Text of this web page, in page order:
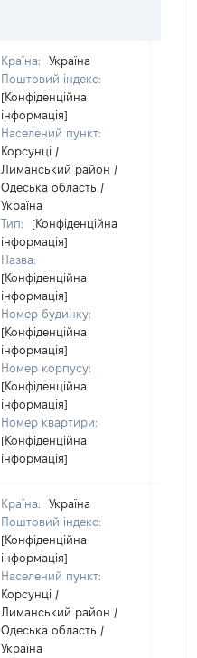
Країна:
Україна
Поштовий індекс:
[Конфіденційна
інформація]
Населений пункт:
Корсунці /
Лиманський район /
Одеська область /
Україна
Тип:
[Конфіденційна
інформація]
Назва:
[Конфіденційна
інформація]
Номер будинку:
[Конфіденційна
інформація]
Номер корпусу:
[Конфіденційна
інформація]
Номер квартири:
[Конфіденційна
інформація]
Країна:
Україна
Поштовий індекс:
[Конфіденційна
інформація]
Населений пункт:
Корсунці /
Лиманський район /
Одеська область /
Україна